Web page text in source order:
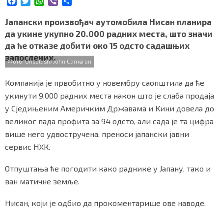
c
e
b
o
o
k
i
t
t
e
r
a
t
s
A
p
p
b
e
r
a
r
e
Јапански произвођач аутомобила Нисан планира
да укине укупно 20.000 радних места, што значи
да ће отказе добити око 15 одсто садашњих
запослених.
Фото: Unsplash/John Cameron
Компанија је првобитно у новембру саопштила да ће
укинути 9.000 радних места након што је слаба продаја
у Сједињеним Америчким Државама и Кини довела до
великог пада профита за 94 одсто, али сада је та цифра
више него удвостручена, преноси јапански јавни
сервис НХК.
Отпуштања ће погодити како раднике у Јапану, тако и
ван матичне земље.
Нисан, који је одбио да прокоментарише ове наводе,
ВИДЕО
СПЕЦИЈАЛИ
БЛОГ
СРБИЈА
СВЕТ
ЖИВОТ И СТИЛ
СПОРТ